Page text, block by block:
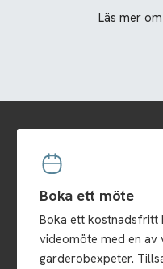
Läs mer
Boka ett möte
Boka ett kostnadsfritt
videomöte med en av
garderobexpeter.